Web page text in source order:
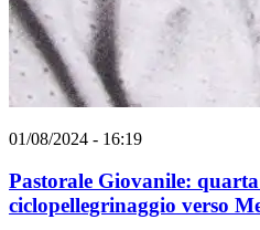
01/08/2024 - 16:19
Pastorale Giovanile:
ciclopellegrinaggio verso